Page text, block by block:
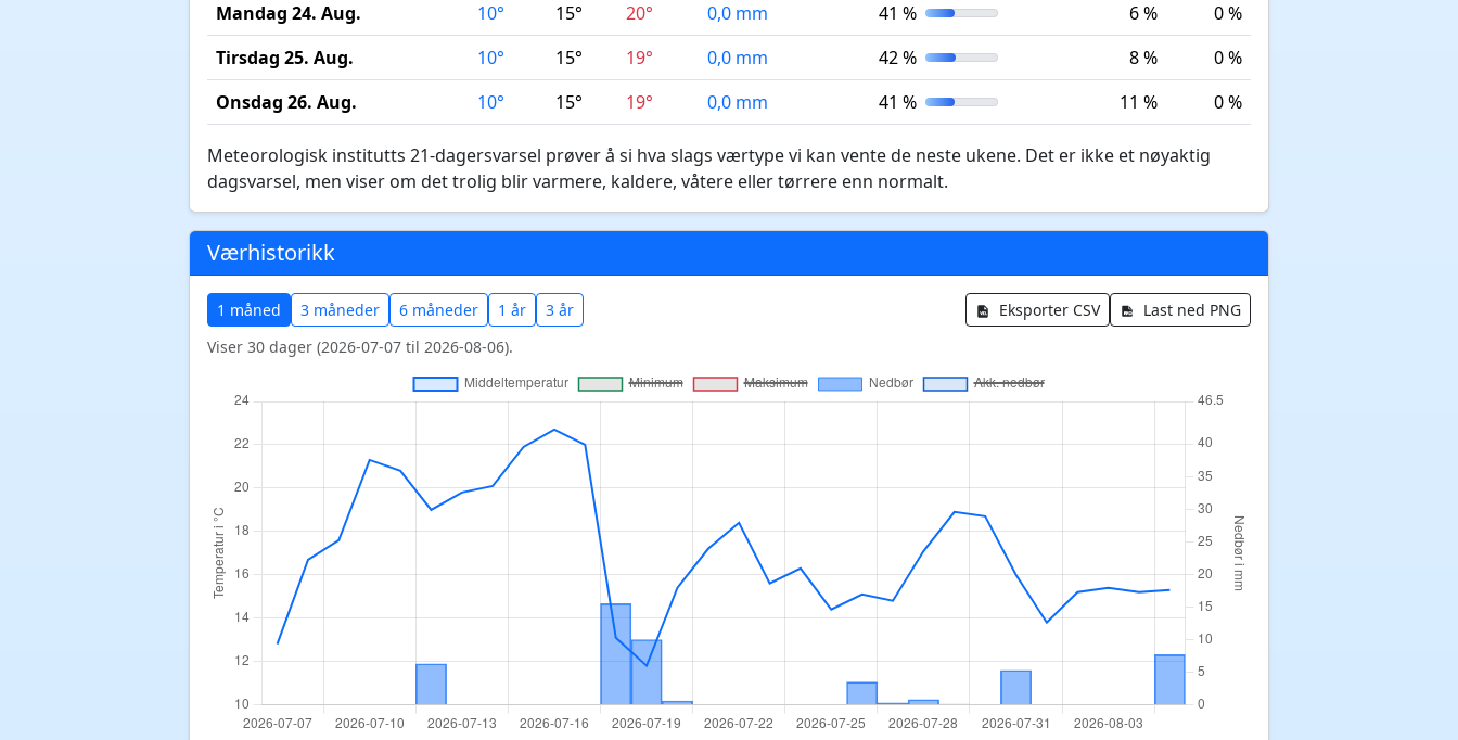
Mandag 24. Aug.
10° 15° 20° 0,0 mm 41 % 6 %
0 %
Tirsdag 25. Aug.
10° 15° 19° 0,0 mm 42 % 8 %
0 %
Onsdag 26. Aug.
10° 15° 19° 0,0 mm 41 % 11 % 0 %
Meteorologisk institutts 21-dagersvarsel prøver å si hva slags værtype vi kan vente de neste ukene. Det er ikke et nøyaktig
dagsvarsel, men viser om det trolig blir varmere, kaldere, våtere eller tørrere enn normalt.
Værhistorikk
1 måned 3 måneder 6 måneder 1 år 3 år Eksporter CSV
Last ned PNG
Viser 30 dager (2026-07-07 til 2026-08-06).